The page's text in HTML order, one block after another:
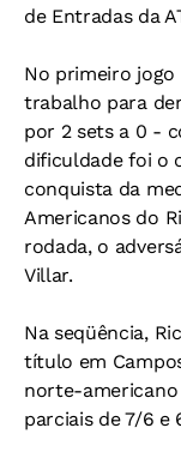
de Entradas da
No primeiro
trabalho para
por 2 sets a 0 -
dificuldade foi o
conquista da
Americanos do
rodada, o
Villar.
Na seqüência,
título em
norte-
parciais de 7/6 e